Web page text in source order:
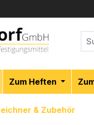
Zum Heften
& Zubehör